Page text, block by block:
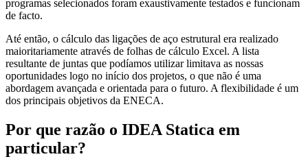
programas selecionados foram exaustivamente testados e funcionam
de facto.
Até então, o cálculo das ligações de aço estrutural era realizado
maioritariamente através de folhas de cálculo Excel. A lista
resultante de juntas que podíamos utilizar limitava as nossas
oportunidades logo no início dos projetos, o que não é uma
abordagem avançada e orientada para o futuro. A flexibilidade é um
dos principais objetivos da ENECA.
Por que razão o IDEA Statica em
particular?